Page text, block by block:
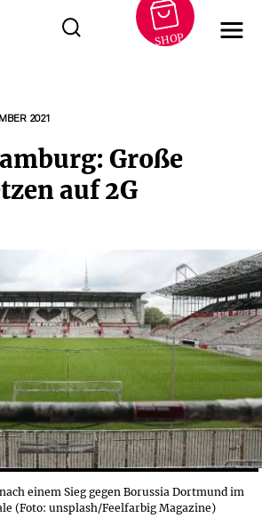
SHOP
2021
Große
auf 2G
einem Sieg gegen Borussia Dortmund im
(Foto: unsplash/Feelfarbig Magazine)